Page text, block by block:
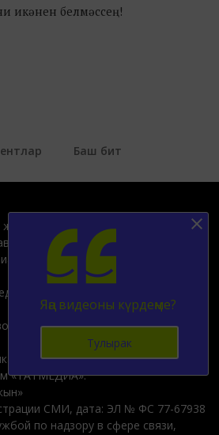
икәнен белмәссең!
Баш бит
2019. Гамәлгә куючы -
защищены.
размещенные на сайте,
и распространение в любом
только с письменного
агентства по печати и
«ТАТМЕДИА».
СМИ, дата: ЭЛ № ФС 77-67938
по надзору в сфере связи,
Яңа видеоны күрдеңме?
Тулырак